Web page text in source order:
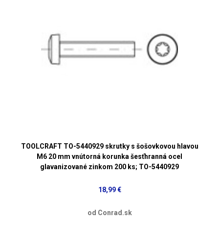
TOOLCRAFT TO-5440929 skrutky s šošovkovou hlavou
M6 20 mm vnútorná korunka šesťhranná ocel
glavanizované zinkom 200 ks; TO-5440929
18,99 €
od Conrad.sk